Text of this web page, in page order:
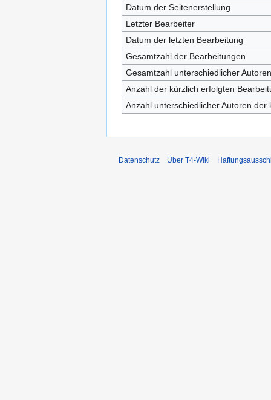
Datum der Seitenerstellung
Letzter Bearbeiter
Datum der letzten Bearbeitung
Gesamtzahl der Bearbeitungen
Gesamtzahl unterschiedlicher Autoren
Anzahl der kürzlich erfolgten
Anzahl unterschiedlicher Autoren
Datenschutz Über T4-Wiki